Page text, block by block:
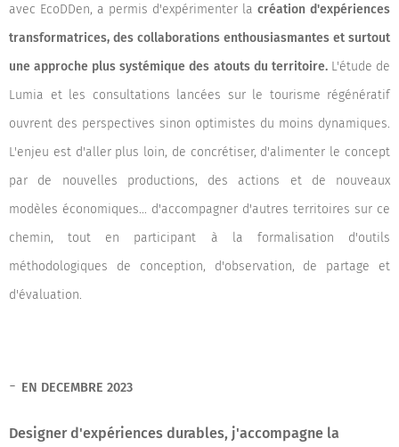
avec EcoDDen, a permis d'expérimenter la création d'expériences
transformatrices, des collaborations enthousiasmantes et surtout
une approche plus systémique des atouts du territoire. L'étude de
Lumia et les consultations lancées sur le tourisme régénératif
ouvrent des perspectives sinon optimistes du moins dynamiques.
L'enjeu est d'aller plus loin, de concrétiser, d'alimenter le concept
par de nouvelles productions, des actions et de nouveaux
modèles économiques... d'accompagner d'autres territoires sur ce
chemin, tout en participant à la formalisation d'outils
méthodologiques de conception, d'observation, de partage et
d'évaluation.
- EN DECEMBRE 2023
Designer d'expériences durables, j'accompagne la